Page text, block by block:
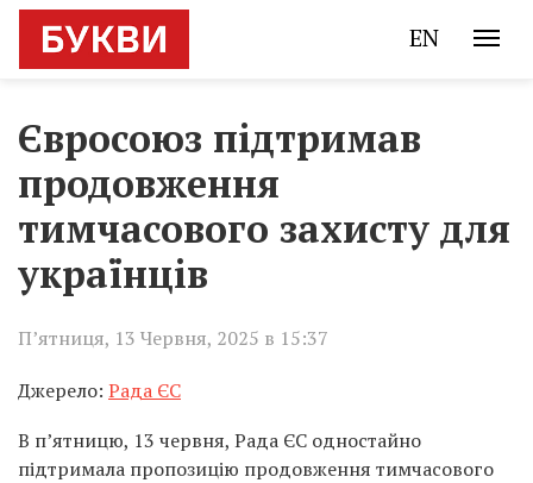
EN
Євросоюз підтримав
продовження
тимчасового захисту для
українців
П’ятниця, 13 Червня, 2025 в 15:37
Джерело: Рада ЄС
В п’ятницю, 13 червня, Рада ЄС одностайно
підтримала пропозицію продовження тимчасового